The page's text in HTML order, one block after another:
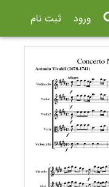
ثبت نام ورود